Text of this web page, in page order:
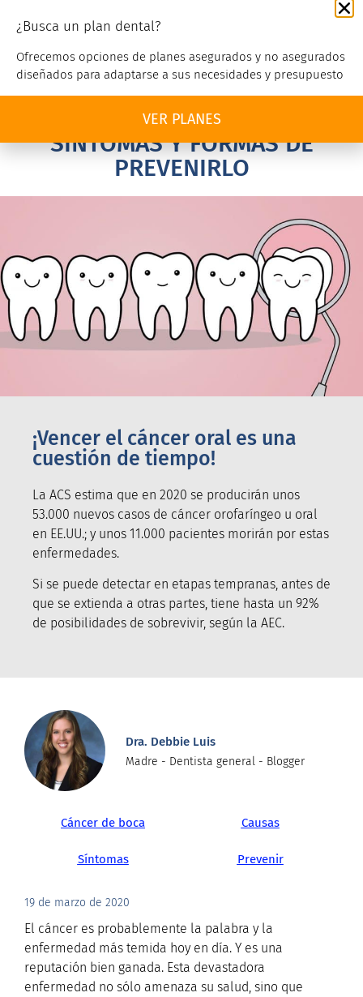
Servicio al cliente
CÁNCER DE BOCA: CAUSAS,
SÍNTOMAS Y FORMAS DE
PREVENIRLO
¡Vencer el cáncer oral es una
cuestión de tiempo!
La ACS estima que en 2020 se producirán unos
53.000 nuevos casos de cáncer orofaríngeo u oral
en EE.UU.; y unos 11.000 pacientes morirán por estas
enfermedades.
Si se puede detectar en etapas tempranas, antes de
que se extienda a otras partes, tiene hasta un 92%
de posibilidades de sobrevivir, según la AEC.
Dra. Debbie Luis
Madre - Dentista general - Blogger
Cáncer de boca Causas
Síntomas Prevenir
19 de marzo de 2020
El cáncer es probablemente la palabra y la
enfermedad más temida hoy en día. Y es una
reputación bien ganada. Esta devastadora
enfermedad no sólo amenaza su salud, sino que
¿Busca un plan dental?
Ofrecemos opciones de planes asegurados y no asegurados
diseñados para adaptarse a sus necesidades y presupuesto
VER PLANES